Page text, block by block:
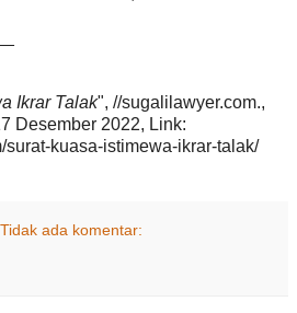
Ikrar Talak", //sugalilawyer.com.,
Desember 2022, Link:
surat-kuasa-istimewa-ikrar-talak/
Tidak ada komentar: